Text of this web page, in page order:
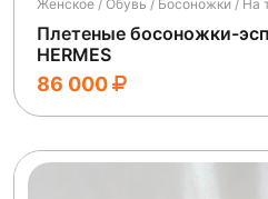
Женское / Обувь / Босоножки / На
Плетеные босоножки-
HERMES
86 000